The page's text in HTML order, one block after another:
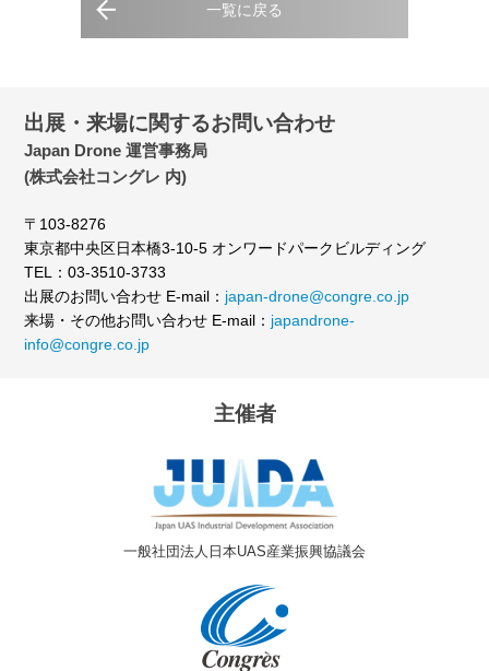
一覧に戻る
出展・来場に関するお問い合わせ
Japan Drone 運営事務局
(株式会社コングレ 内)
〒103-8276
東京都中央区日本橋3-10-5 オンワードパークビルディング
TEL：03-3510-3733
出展のお問い合わせ E-mail： japan-drone@congre.co.jp
来場・その他お問い合わせ E-mail： japandrone-
info@congre.co.jp
主催者
一般社団法人日本UAS産業振興協議会